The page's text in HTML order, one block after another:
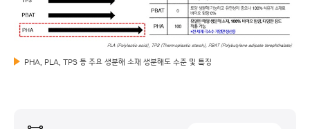
PHA, PLA, TPS 등 주요 생분해 소재 생분해도 수준 및 특징